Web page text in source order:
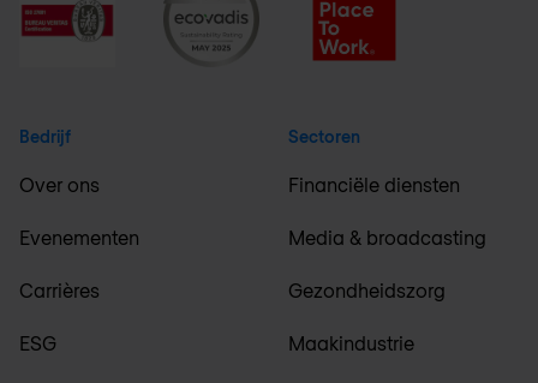
Bedrijf
Over ons
Evenementen
Carrières
ESG
Sectoren
Financiële diensten
Media & broadcasting
Gezondheidszorg
Maakindustrie